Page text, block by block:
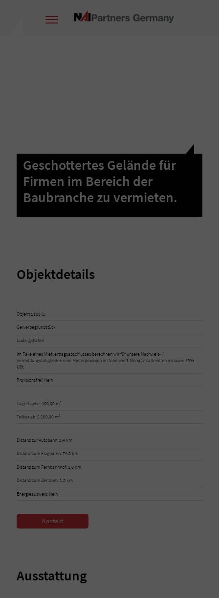
Geschottertes Gelände für
Firmen im Bereich der
Baubranche zu vermieten.
Objektdetails
Objekt 1163/2
Gewerbegrundstück
Ludwigshafen
Im Falle eines Mietvertragsabschlusses berechnen wir für unsere Nachweis- /
Vermittlungstätigkeiten eine Mieterprovision in Höhe von 3 Monats-Kaltmieten inklusive 19%
USt.
Provisionsfrei: Nein
Lagerfläche: 400,00 m²
Teilbar ab: 2.200,00 m²
Distanz zur Autobahn: 2,4 km
Distanz zum Flughafen: 74,8 km
Distanz zum Fernbahnhof: 1,6 km
Distanz zum Zentrum: 1,2 km
Energieausweis: Nein
Kontakt
Ausstattung